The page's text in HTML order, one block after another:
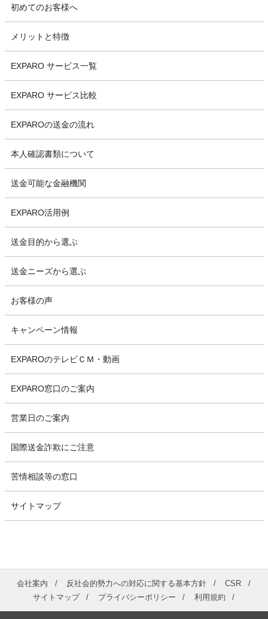
初めてのお客様へ
メリットと特徴
EXPARO サービス一覧
EXPARO サービス比較
EXPAROの送金の流れ
本人確認書類について
送金可能な金融機関
EXPARO活用例
送金目的から選ぶ
送金ニーズから選ぶ
お客様の声
キャンペーン情報
EXPAROのテレビＣＭ・動画
EXPARO窓口のご案内
営業日のご案内
国際送金詐欺にご注意
苦情相談等の窓口
サイトマップ
会社案内 反社会的勢力への対応に関する基本方針
CSR
サイトマップ
プライバシーポリシー 利用規約